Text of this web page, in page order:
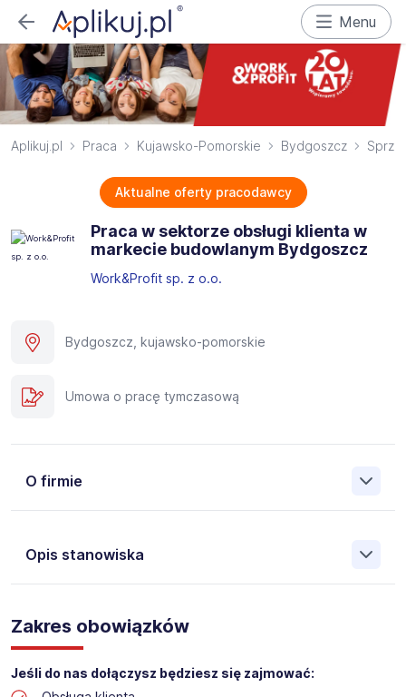
Menu
Aplikuj.pl Praca Kujawsko-Pomorskie Bydgoszcz
Aktualne oferty pracodawcy
Praca w sektorze obsługi klienta w
markecie budowlanym Bydgoszcz
Work&Profit sp. z o.o.
Bydgoszcz, kujawsko-pomorskie
Umowa o pracę tymczasową
O firmie
Opis stanowiska
Pośrednictwa Pracy i Doradztwa Personalnego Work &
Profit jest obecnie jedną z największych niezależnych
polskich agencji zatrudnienia. W ciągu wielu lat naszej
działalności daliśmy pracę przeszło 50 000 pracowników
w całym kraju. Skutecznie znajdujemy pracowników dla
Zakres obowiązków
Jeśli do nas dołączysz będziesz się zajmować: